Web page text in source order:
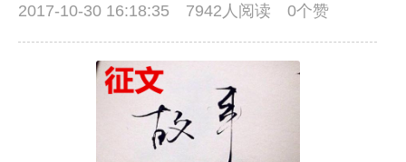
2017-10-30 16:18:35
7942人阅读 0个赞